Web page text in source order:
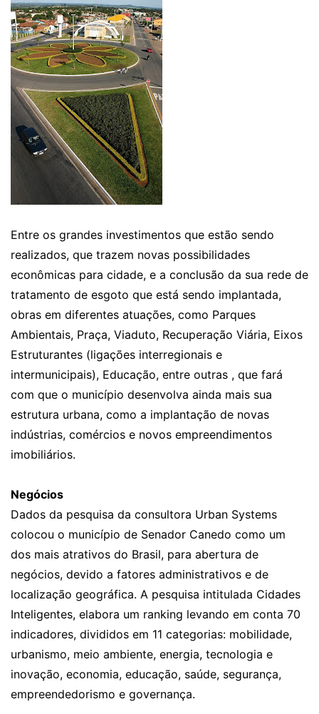
Entre os grandes investimentos que estão sendo
realizados, que trazem novas possibilidades
econômicas para cidade, e a conclusão da sua rede de
tratamento de esgoto que está sendo implantada,
obras em diferentes atuações, como Parques
Ambientais, Praça, Viaduto, Recuperação Viária, Eixos
Estruturantes (ligações interregionais e
intermunicipais), Educação, entre outras , que fará
com que o município desenvolva ainda mais sua
estrutura urbana, como a implantação de novas
indústrias, comércios e novos empreendimentos
imobiliários.
Negócios
Dados da pesquisa da consultora Urban Systems
colocou o município de Senador Canedo como um
dos mais atrativos do Brasil, para abertura de
negócios, devido a fatores administrativos e de
localização geográfica. A pesquisa intitulada Cidades
Inteligentes, elabora um ranking levando em conta 70
indicadores, divididos em 11 categorias: mobilidade,
urbanismo, meio ambiente, energia, tecnologia e
inovação, economia, educação, saúde, segurança,
empreendedorismo e governança.